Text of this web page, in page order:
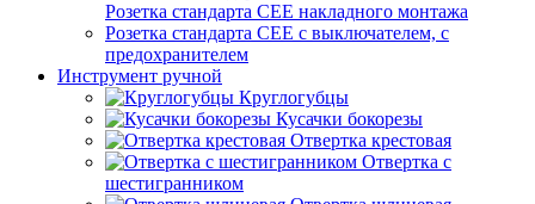
Розетка стандарта СЕЕ накладного монтажа
Розетка стандарта СЕЕ с выключателем, с
предохранителем
Инструмент ручной
Круглогубцы
Кусачки бокорезы
Отвертка крестовая
Отвертка с
шестигранником